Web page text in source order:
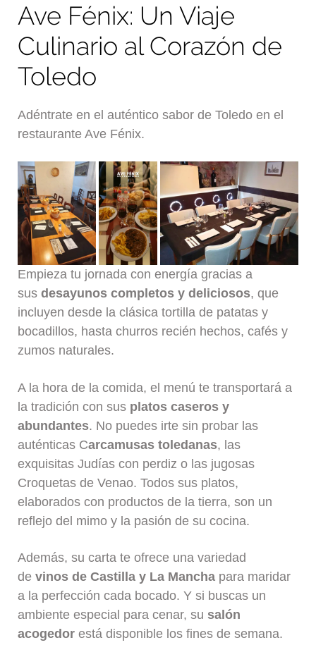
Ave Fénix: Un Viaje
Culinario al Corazón de
Toledo
Adéntrate en el auténtico sabor de Toledo en el
restaurante Ave Fénix.
Empieza tu jornada con energía gracias a
susdesayunos completos y deliciosos, que
incluyen desde la clásica tortilla de patatas y
bocadillos, hasta churros recién hechos, cafés y
zumos naturales.
A la hora de la comida, el menú te transportará a
la tradición con sus platos caseros y
abundantes. No puedes irte sin probar las
auténticas Carcamusas toledanas, las
exquisitas Judías con perdiz o las jugosas
Croquetas de Venao. Todos sus platos,
elaborados con productos de la tierra, son un
reflejo del mimo y la pasión de su cocina.
Además, su carta te ofrece una variedad
devinos de Castilla y La Mancha para maridar
a la perfección cada bocado. Y si buscas un
ambiente especial para cenar, su salón
acogedor está disponible los fines de semana.